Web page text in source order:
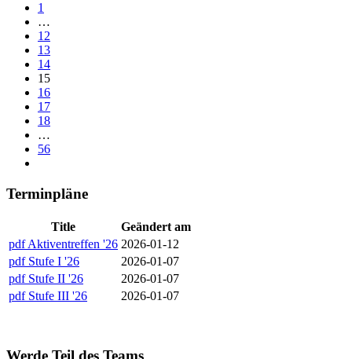
1
…
12
13
14
15
16
17
18
…
56
Terminpläne
Title
Geändert am
pdf Aktiventreffen '26 2026-01-12
pdf Stufe I '26
2026-01-07
pdf Stufe II '26
2026-01-07
pdf Stufe III '26 2026-01-07
Werde Teil des Teams